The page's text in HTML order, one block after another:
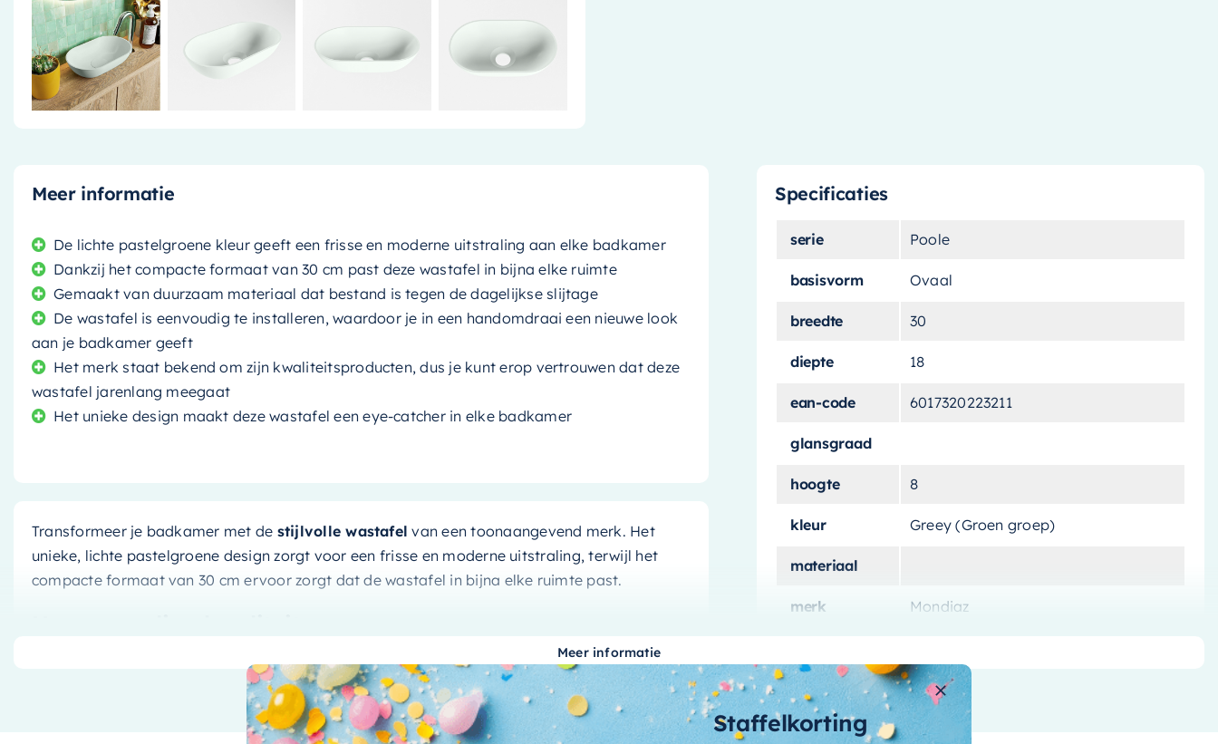
Meer informatie
De lichte pastelgroene kleur geeft een frisse en moderne uitstraling aan elke badkamer
Dankzij het compacte formaat van 30 cm past deze wastafel in bijna elke ruimte
Gemaakt van duurzaam materiaal dat bestand is tegen de dagelijkse slijtage
De wastafel is eenvoudig te installeren, waardoor je in een handomdraai een nieuwe look
aan je badkamer geeft
Het merk staat bekend om zijn kwaliteitsproducten, dus je kunt erop vertrouwen dat deze
wastafel jarenlang meegaat
Het unieke design maakt deze wastafel een eye-catcher in elke badkamer
Transformeer je badkamer met de stijlvolle wastafel van een toonaangevend merk. Het
unieke, lichte pastelgroene design zorgt voor een frisse en moderne uitstraling, terwijl het
compacte formaat van 30 cm ervoor zorgt dat de wastafel in bijna elke ruimte past.
De wastafel is gemaakt van duurzaam materiaal dat bestand is tegen de dagelijkse slijtage.
Het merk staat bekend om zijnkwaliteitsproducten, dus je kunt erop vertrouwen dat deze
Specificaties
serie Poole
basisvorm Ovaal
breedte 30
diepte 18
ean-code 6017320223211
glansgraad
hoogte 8
kleur Greey (Groen groep)
materiaal
merk Mondiaz
waskommen
met-overloop
Meer informatie
Staffelkorting